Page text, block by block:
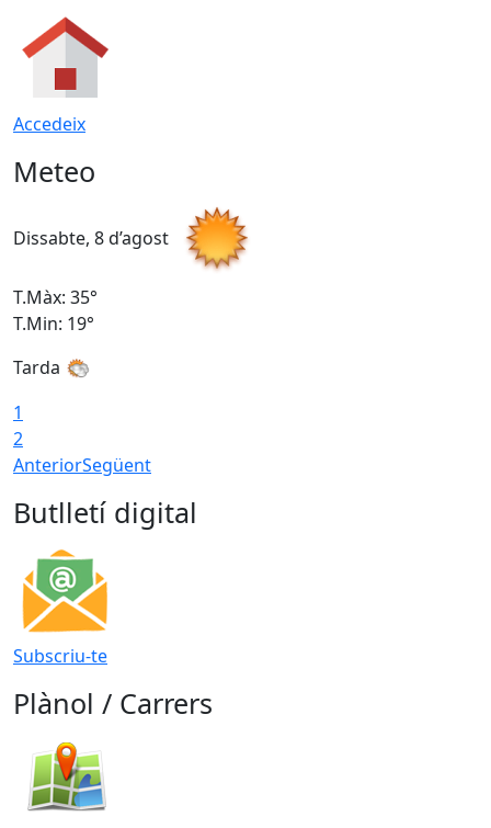
Accedeix
Meteo
Dissabte, 8 d’agost
T.Màx: 35°
T.Min: 19°
Tarda
1
2
AnteriorSegüent
Butlletí digital
Subscriu-te
Plànol / Carrers